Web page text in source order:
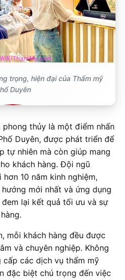
trọng, hiện đại của Thẩm mỹ
Duyên
phong thủy là một điểm nhấn
Duyên, được phát triển để
tự nhiên mà còn giúp mang
khách hàng. Đội ngũ
10 năm kinh nghiệm,
mới nhất và ứng dụng
lại kết quả tối ưu và sự
mỗi khách hàng đều được
và chuyên nghiệp. Không
các dịch vụ thẩm mỹ
đặc biệt chú trọng đến việc